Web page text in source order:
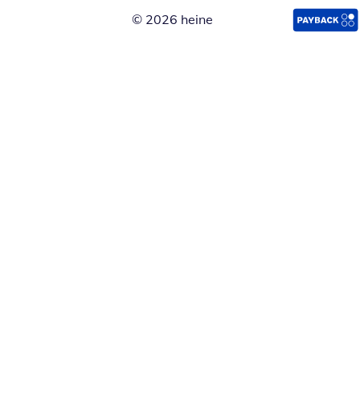
© 2026 heine